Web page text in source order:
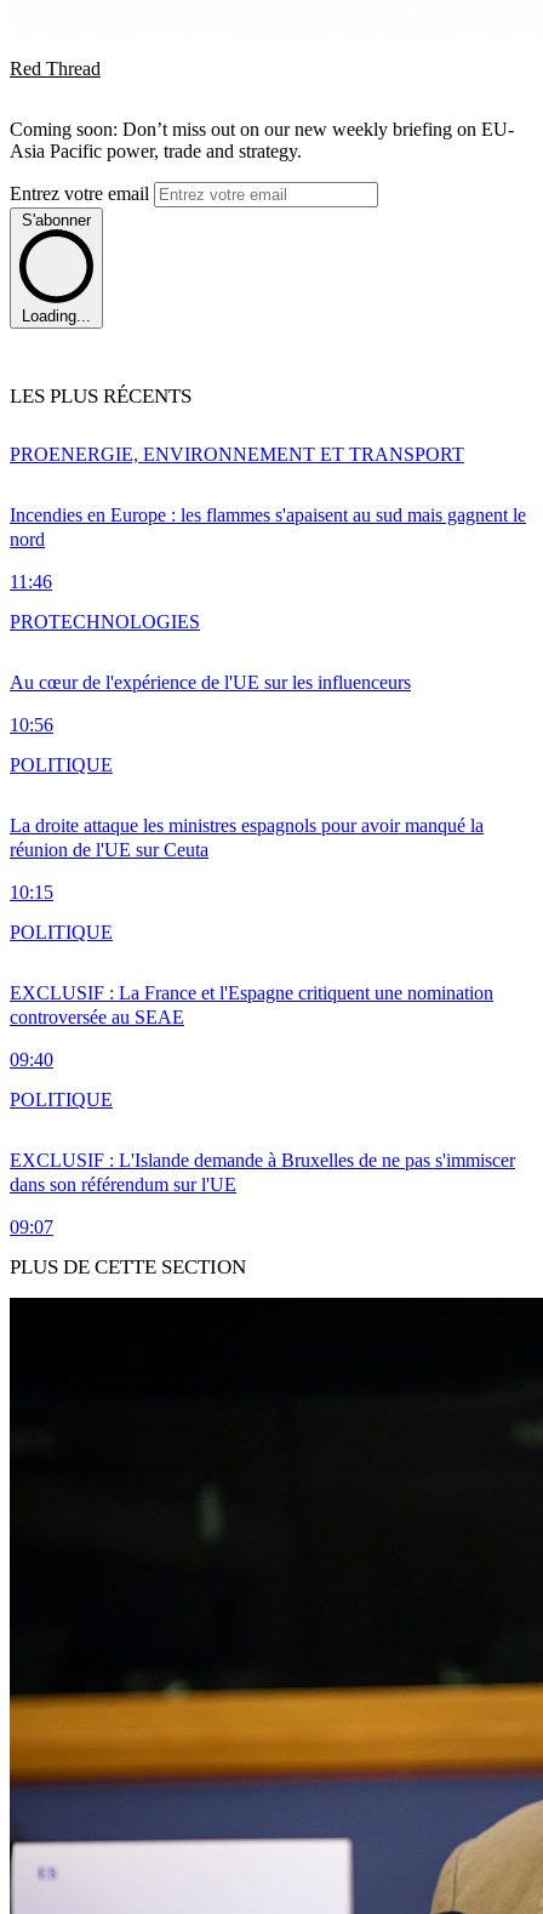
Red Thread
Coming soon: Don’t miss out on our new weekly briefing on EU-
Asia Pacific power, trade and strategy.
Entrez votre email
S'abonner
Loading...
LES PLUS RÉCENTS
Incendies en Europe : les flammes s'apaisent au sud mais gagnent le
nord
11:46
PROENERGIE, ENVIRONNEMENT ET TRANSPORT
Au cœur de l'expérience de l'UE sur les influenceurs
10:56
PROTECHNOLOGIES
La droite attaque les ministres espagnols pour avoir manqué la
réunion de l'UE sur Ceuta
10:15
POLITIQUE
EXCLUSIF : La France et l'Espagne critiquent une nomination
controversée au SEAE
09:40
POLITIQUE
EXCLUSIF : L'Islande demande à Bruxelles de ne pas s'immiscer
dans son référendum sur l'UE
09:07
POLITIQUE
PLUS DE CETTE SECTION